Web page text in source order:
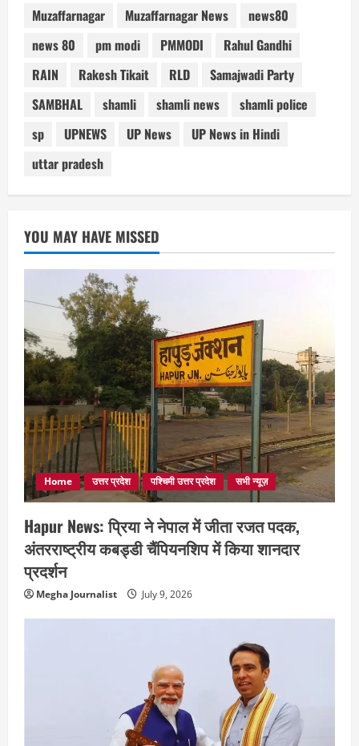
Muzaffarnagar
Muzaffarnagar News
news80
news 80
pm modi PMMODI
Rahul Gandhi
RAIN
Rakesh Tikait RLD
Samajwadi Party
SAMBHAL
shamli shamli news
shamli police
sp
UPNEWS UP News
UP News in Hindi
uttar pradesh
YOU MAY HAVE MISSED
Home उत्तर प्रदेश पश्चिमी उत्तर प्रदेश सभी न्यूज़
Hapur News: प्रिया ने नेपाल में जीता रजत पदक,
अंतरराष्ट्रीय कबड्डी चैंपियनशिप में किया शानदार
प्रदर्शन
Megha Journalist July 9, 2026